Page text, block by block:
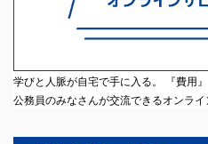
学びと人脈が自宅で手に入る。 『費用
公務員のみなさんが交流できるオンライ